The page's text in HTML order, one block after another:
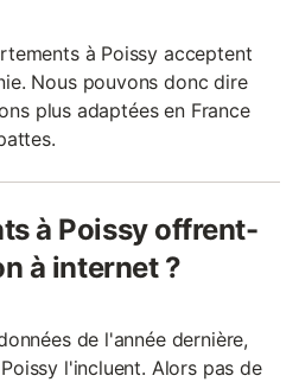
à Poissy acceptent
Nous pouvons donc dire
plus adaptées en France
à Poissy offrent-
à internet ?
de l'année dernière,
l'incluent. Alors pas de